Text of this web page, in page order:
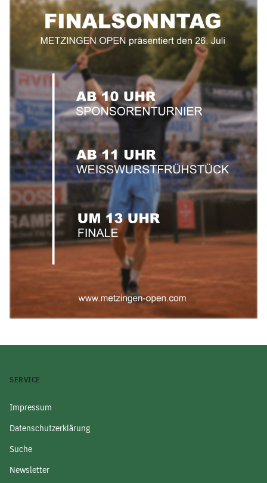
SERVICE
Impressum
Datenschutzerklärung
Suche
Newsletter